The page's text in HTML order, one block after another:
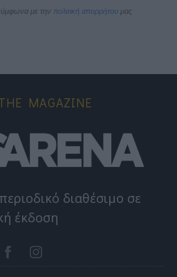
με την πολιτική απορρήτου μας
MAGAZINE
διαθέσιμο σε
έκδοση